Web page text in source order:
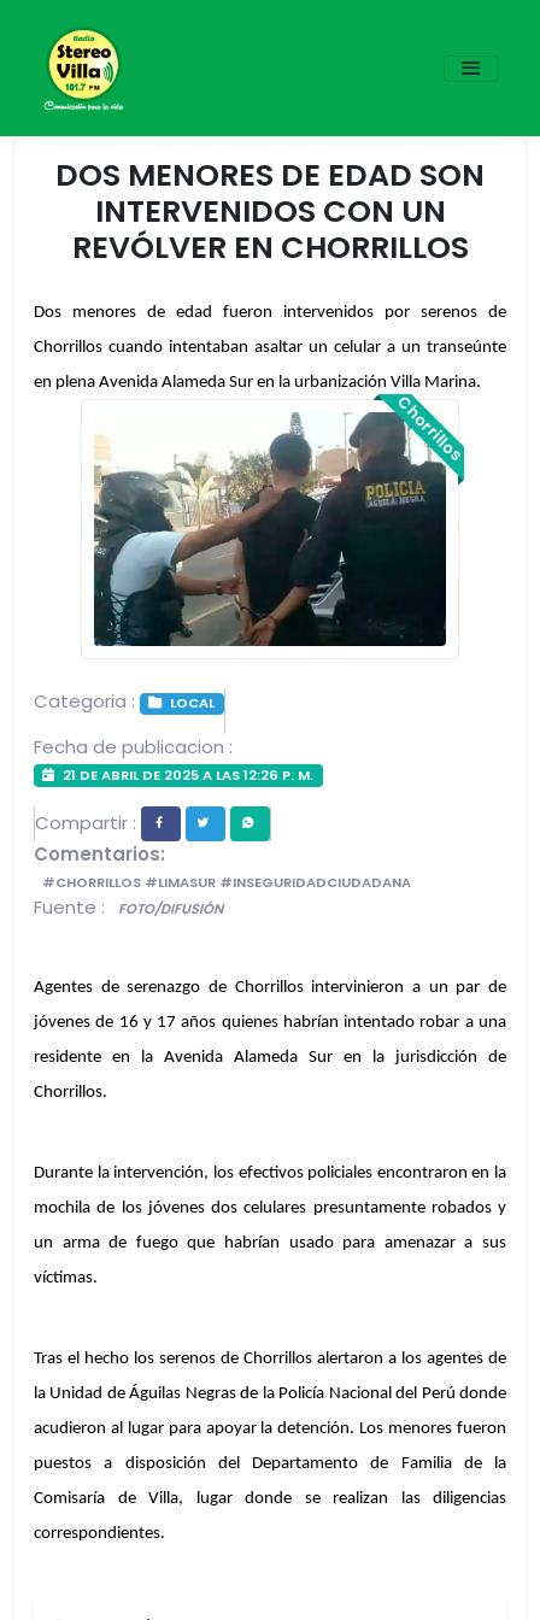
DOS MENORES DE EDAD SON
INTERVENIDOS CON UN
REVÓLVER EN CHORRILLOS
Dos menores de edad fueron intervenidos por serenos de
Chorrillos cuando intentaban asaltar un celular a un transeúnte
en plena Avenida Alameda Sur en la urbanización Villa Marina.
Chorrillos
Categoria : LOCAL
Fecha de publicacion :
21 DE ABRIL DE 2025 A LAS 12:26 P. M.
Compartir :
Comentarios:
#CHORRILLOS #LIMASUR #INSEGURIDADCIUDADANA
Fuente : FOTO/DIFUSIÓN
Agentes de serenazgo de Chorrillos intervinieron a un par de
jóvenes de 16 y 17 años quienes habrían intentado robar a una
residente en la Avenida Alameda Sur en la jurisdicción de
Chorrillos.
Durante la intervención, los efectivos policiales encontraron en la
mochila de los jóvenes dos celulares presuntamente robados y
un arma de fuego que habrían usado para amenazar a sus
víctimas.
Tras el hecho los serenos de Chorrillos alertaron a los agentes de
la Unidad de Águilas Negras de la Policía Nacional del Perú donde
acudieron al lugar para apoyar la detención. Los menores fueron
puestos a disposición del Departamento de Familia de la
Comisaría de Villa, lugar donde se realizan las diligencias
correspondientes.